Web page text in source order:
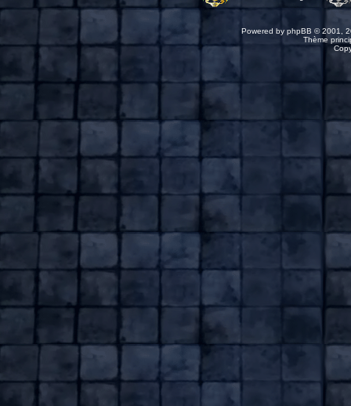
Powered by phpBB © 2001,
Thème